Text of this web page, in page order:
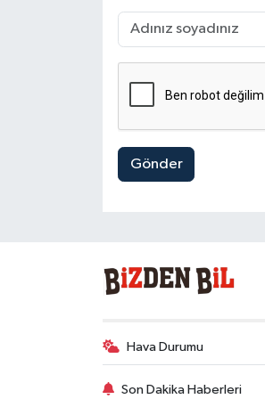
Gönder
Hava Durumu
Son Dakika Haberleri